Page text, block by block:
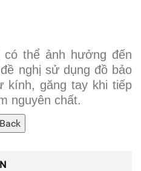
có thể ảnh hưởng đến
nghị sử dụng đồ bảo
kính, găng tay khi tiếp
nguyên chất.